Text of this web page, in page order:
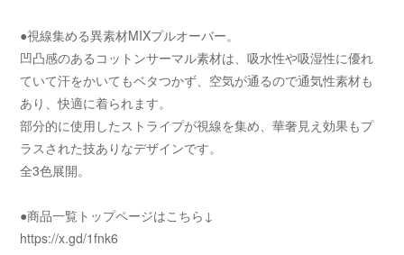
●視線集める異素材MIXプルオーバー。
凹凸感のあるコットンサーマル素材は、吸水性や吸湿性に優れ
ていて汗をかいてもベタつかず、空気が通るので通気性素材も
あり、快適に着られます。
部分的に使用したストライプが視線を集め、華奢見え効果もプ
ラスされた技ありなデザインです。
全3色展開。
●商品一覧トップページはこちら↓
https://x.gd/1fnk6